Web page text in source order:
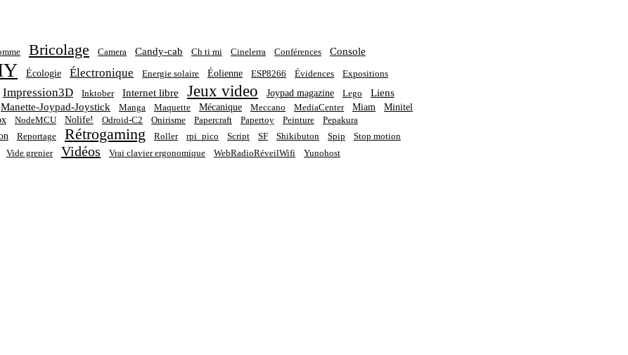
Bricolage Camera Candy-cab Ch ti mi Cinelerra Conférences Console
Écologie Électronique Energie solaire Éolienne ESP8266 Évidences
Expositions
Impression3D Inktober Internet libre Jeux video Joypad magazine Lego
Liens
Manette-Joypad-Joystick Manga Maquette Mécanique Meccano MediaCenter Miam
Minitel
NodeMCU Nolife! Odroid-C2 Onirisme Papercraft Papertoy Peinture
Pepakura
Reportage Rétrogaming Roller rpi_pico Script SF Shikibuton Spip
Stop motion
Vide grenier Vidéos Vrai clavier ergonomique WebRadioRéveilWifi Yunohost